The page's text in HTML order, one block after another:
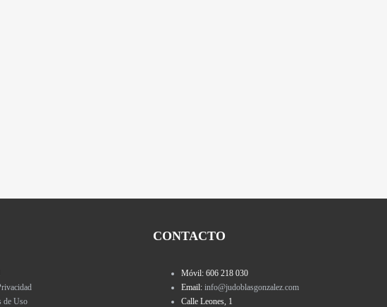
de Uso
CONTACTO
Móvil: 606 218 030
Email: info@judoblasgonzalez.com
Calle Leones, 1